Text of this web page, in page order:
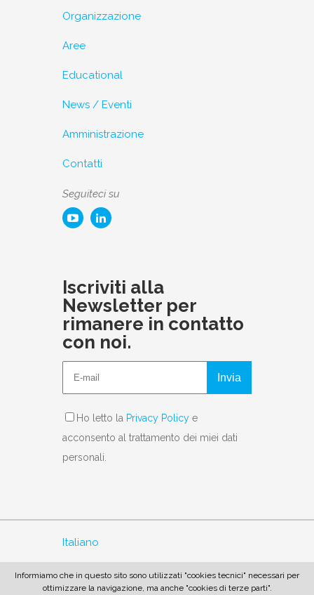
Organizzazione
Aree
Educational
News / Eventi
Amministrazione
Contatti
Seguiteci su
Iscriviti alla
Newsletter per
rimanere in contatto
con noi.
Invia
Ho letto la Privacy Policy e
acconsento al trattamento dei miei dati
personali.
Italiano
English
Informiamo che in questo sito sono utilizzati "cookies tecnici" necessari per
ottimizzare la navigazione, ma anche "cookies di terze parti".